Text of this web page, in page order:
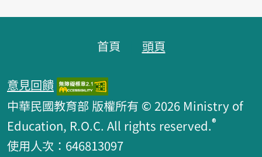
首頁 頭頁
意見回饋
中華民國教育部 版權所有 © 2026 Ministry of
Education, R.O.C. All rights reserved.®
使用人次：646813097